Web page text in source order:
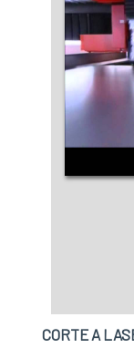
tudo que
excelência
CORTE A